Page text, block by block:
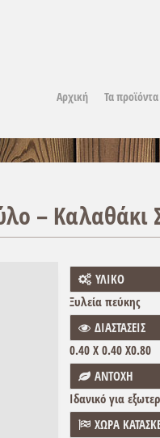
Αρχική Τα
–
ΥΛΙΚΟ
Ξυλεία πεύκης
ΔΙΑΣΤΑΣΕΙΣ
0.40 Χ 0.40 Χ0.80
ΑΝΤΟΧΗ
Ιδανικό για
ΧΩΡΑ